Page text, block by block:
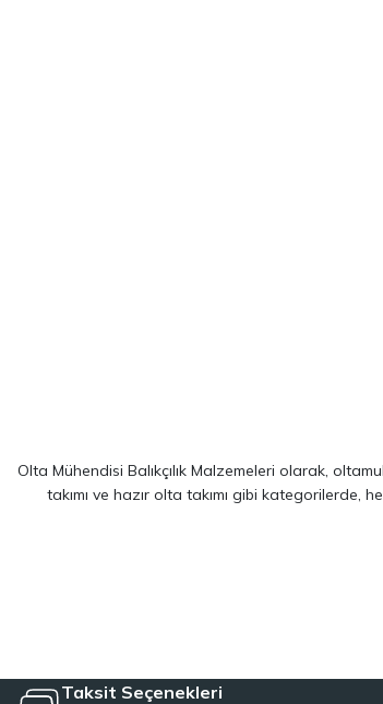
Olta Mühendisi Balıkçılık Malzemeleri olarak,
takımı ve hazır olta takımı gibi kategorilerde,
çözümler sağlayan hazır olta takımı
Taksit Seçenekleri